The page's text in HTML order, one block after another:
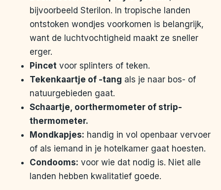
bijvoorbeeld Sterilon. In tropische landen
ontstoken wondjes voorkomen is belangrijk,
want de luchtvochtigheid maakt ze sneller
erger.
Pincet voor splinters of teken.
Tekenkaartje of -tang als je naar bos- of
natuurgebieden gaat.
Schaartje, oorthermometer of strip-
thermometer.
Mondkapjes: handig in vol openbaar vervoer
of als iemand in je hotelkamer gaat hoesten.
Condooms: voor wie dat nodig is. Niet alle
landen hebben kwalitatief goede.